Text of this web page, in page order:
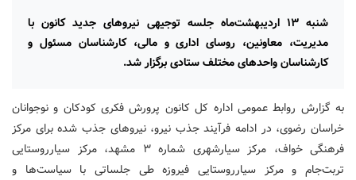
شنبه ۱۳ اردیبهشت‌ماه جلسه توجیهی نیروهای جدید کانون با
مدیریت، معاونین، روسای اداری و مالی، کارشناسان مسئول و
کارشناسان واحدهای مختلف ستادی برگزار شد.
به گزارش روابط عمومی اداره کل کانون پرورش فکری کودکان و نوجوانان
خراسان رضوی، در ادامه فرآیند جذب نیرو، نیروهای جذب شده برای مرکز
فرهنگی خواف، مرکز سیارشهری شماره ۳ مشهد، مرکز سیارروستایی
تربت‌جام و مرکز سیارروستایی فیروزه طی جلساتی با سیاست‌ها و